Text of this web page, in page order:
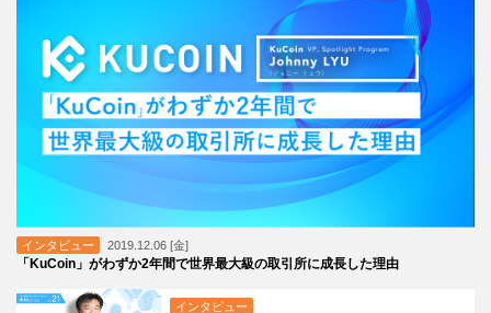
インタビュー 2019.12.06 [金]
「KuCoin」がわずか2年間で世界最大級の取引所に成長した理由
インタビュー